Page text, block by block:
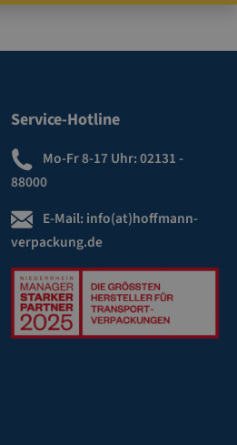
Service-Hotline
Mo-Fr 8-17 Uhr:02131 -
88000
E-Mail: info(at)hoffmann-
verpackung.de